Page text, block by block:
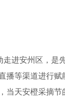
进安州区，是
播等渠道进行
当天安橙采摘节